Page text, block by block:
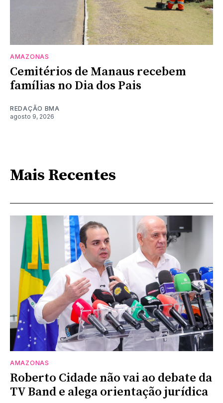
AMAZONAS
Cemitérios de Manaus recebem
famílias no Dia dos Pais
REDAÇÃO BMA
agosto 9, 2026
Mais Recentes
AMAZONAS
Roberto Cidade não vai ao debate da
TV Band e alega orientação jurídica